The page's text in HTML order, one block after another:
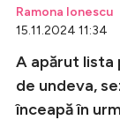
Ramona Ionescu
15.11.2024 11:34
A apărut lista
de undeva,
înceapă în